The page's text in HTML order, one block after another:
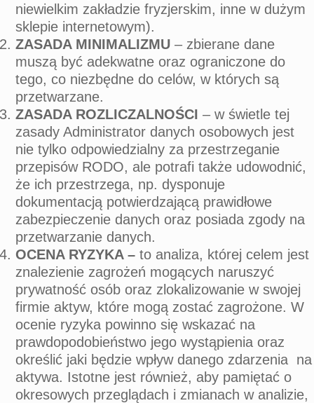
niewielkim zakładzie fryzjerskim, inne w dużym
sklepie internetowym).
ZASADA MINIMALIZMU – zbierane dane
muszą być adekwatne oraz ograniczone do
tego, co niezbędne do celów, w których są
przetwarzane.
ZASADA ROZLICZALNOŚCI – w świetle tej
zasady Administrator danych osobowych jest
nie tylko odpowiedzialny za przestrzeganie
przepisów RODO, ale potrafi także udowodnić,
że ich przestrzega, np. dysponuje
dokumentacją potwierdzającą prawidłowe
zabezpieczenie danych oraz posiada zgody na
przetwarzanie danych.
OCENA RYZYKA – to analiza, której celem jest
znalezienie zagrożeń mogących naruszyć
prywatność osób oraz zlokalizowanie w swojej
firmie aktyw, które mogą zostać zagrożone. W
ocenie ryzyka powinno się wskazać na
prawdopodobieństwo jego wystąpienia oraz
określić jaki będzie wpływ danego zdarzenia na
aktywa. Istotne jest również, aby pamiętać o
okresowych przeglądach i zmianach w analizie,